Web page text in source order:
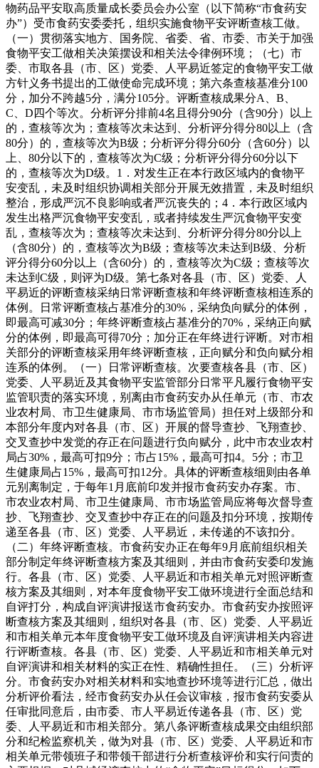
物药品平安取高质量成长委员会办公室（以下简称“市食药安
办”）受市食药安委委托，组织实施食物平安评断查核工做。
（一）贯彻落实地方、国务院、省委、省、市委、市关于加强
食物平安工做相关决策摆设和相关法令律例环境；（七）市
委、市取各县（市、区）党委、人平易近签定的食物平安工做
方针义务书提出的工做使命完成环境；第六条查核基准分100
分，加分不跨越5分，满分105分。评断查核成果分A、B、
C、D四个等次。分析评分排前4名且得分90分（含90分）以上
的，查核等次为；查核等次未达到、分析评分得分80以上（含
80分）的，查核等次为B级；分析评分得分60分（含60分）以
上、80分以下的，查核等次为C级；分析评分得分60分以下
的，查核等次为D级。1．对发生正在本行政区域内的食物平
安变乱，未及时组织协调相关部分开展无效措置，未及时组织
整治，形成严沉不良影响或者严沉丧失的；4．本行政区域内
发生出格严沉食物平安变乱，或者持续发生严沉食物平安变
乱，查核等次为；查核等次未达到、分析评分得分80分以上
（含80分）的，查核等次为B级；查核等次未达到B级、分析
评分得分60分以上（含60分）的，查核等次为C级；查核等次
未达到C级，则评为D级。第七条对各县（市、区）党委、人
平易近的评断查核采纳日常评断查核和年终评断查核相连系的
体例。日常评断查核占基准分的30%，采纳负向赋分的体例，
即最高可减30分；年终评断查核占基准分的70%，采纳正向赋
分的体例，即最高可得70分；加分正在年终进行评断。对市相
关部分的评断查核采用年终评断查核，正向赋分和负向赋分相
连系的体例。（一）日常评断查核。次要查核各县（市、区）
党委、人平易近及其食物平安监管部分日常平凡履行食物平安
监管职责的落实环境，别离由市食药安办从任单元（市、市农
业农村局、市卫生健康局、市市场监管局）担任对上级部分和
本部分年度内对各县（市、区）开展的督导查抄、飞翔查抄、
交叉查抄中发觉的存正在问题进行负向赋分，此中市农业农村
局占30%，最高可扣9分；市占15%，最高可扣4。5分；市卫
生健康局占15%，最高可扣12分。具体的评断查核细则由各单
元别离制定，于每年1月底前印发并报市食药安办存案。市、
市农业农村局、市卫生健康局、市市场监管局应将每次督导查
抄、飞翔查抄、交叉查抄中存正在的问题及扣分环境，按期传
递至各县（市、区）党委、人平易近，未传递的不该扣分。
（二）年终评断查核。市食药安办正在每年9月底前组织相关
部分制定年终评断查核方案及其细则，并由市食药安委印发施
行。各县（市、区）党委、人平易近和市相关单元对照评断查
核方案及其细则，对本年度食物平安工做环境进行全面总结和
自评打分，构成自评演讲报送市食药安办。市食药安办按照评
断查核方案及其细则，组织对各县（市、区）党委、人平易近
和市相关单元本年度食物平安工做环境及自评演讲相关内容进
行评断查核。各县（市、区）党委、人平易近和市相关单元对
自评演讲和相关材料的实正在性、精确性担任。（三）分析评
分。市食药安办对相关材料和实地查抄环境等进行汇总，做出
分析评价看法，经市食药安办从任会议审核，报市食药安委从
任审批同意后，由市委、市人平易近传递各县（市、区）党
委、人平易近和市相关部分。第八条评断查核成果交由组织部
分和纪检监察机关，做为对县（市、区）党委、人平易近和市
相关单元带领班子和带领干部进行分析查核评价和实行问责的